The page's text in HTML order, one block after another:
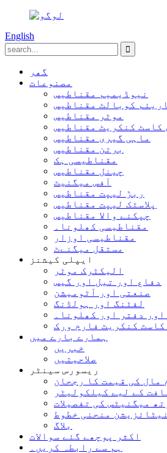
English
گھر
مصنوعات
نیوڈیمیم مقناطیس
کوبالٹ مقناطیس
موٹر مقناطیس
کاسٹ کنکریٹ مقناطیس
ماہی گیری مقناطیس
برتن مقناطیس
مقناطیسی ہک
چینل مقناطیس
آفس میگنیٹ
ربڑ لیپت مقناطیس
پلاسٹک لیپت مقناطیس
چپکنے والا مقناطیس
مقناطیسی کھلونا۔
مقناطیسی اوزار
مستقل میگنےٹ
ایپلی کیشنز
الیکٹرک موٹر
دفاع اور تیل اور گیس
صنعتی اور آٹومیشن
لفٹنگ اور ہولڈنگ
اور دفتر اور کھلونا۔
کاسٹ کنکریٹ فارم ورک
ہمارے بارے میں
خبریں
صلاحیتیں
ریسورس سینٹر
مال کی قیمت کا رجحان
کے لیے کیلکولیٹر
میگنیٹس کی تفصیلات
منحنی خطوط
بلاگ
اکثر پوچھے گئے سوالات
ہم سے رابطہ کریں۔